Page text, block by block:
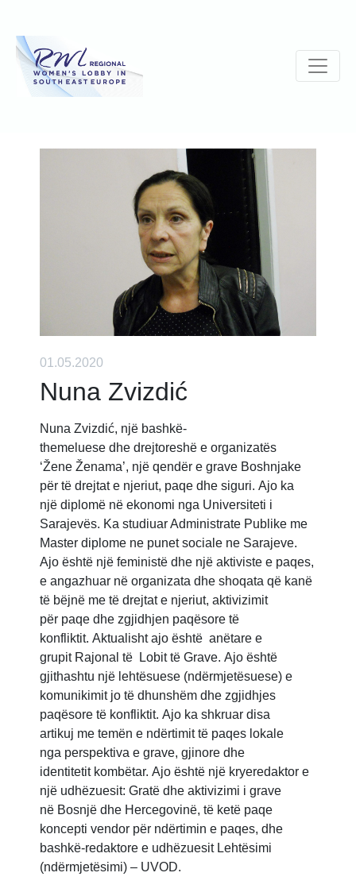
01.05.2020
Nuna Zvizdić
Nuna Zvizdić, një bashkë-
themeluese dhe drejtoreshë e organizatës
‘Žene Ženama’, një qendër e grave Boshnjake
për të drejtat e njeriut, paqe dhe siguri. Ajo ka
një diplomë në ekonomi nga Universiteti i
Sarajevës. Ka studiuar Administrate Publike me
Master diplome ne punet sociale ne Sarajeve.
Ajo është një feministë dhe një aktiviste e paqes,
e angazhuar në organizata dhe shoqata që kanë
të bëjnë me të drejtat e njeriut, aktivizimit
për paqe dhe zgjidhjen paqësore të
konfliktit. Aktualisht ajo është anëtare e
grupit Rajonal të Lobit të Grave. Ajo është
gjithashtu një lehtësuese (ndërmjetësuese) e
komunikimit jo të dhunshëm dhe zgjidhjes
paqësore të konfliktit. Ajo ka shkruar disa
artikuj me temën e ndërtimit të paqes lokale
nga perspektiva e grave, gjinore dhe
identitetit kombëtar. Ajo është një kryeredaktor e
një udhëzuesit: Gratë dhe aktivizimi i grave
në Bosnjë dhe Hercegovinë, të ketë paqe
koncepti vendor për ndërtimin e paqes, dhe
bashkë-redaktore e udhëzuesit Lehtësimi
(ndërmjetësimi) – UVOD.